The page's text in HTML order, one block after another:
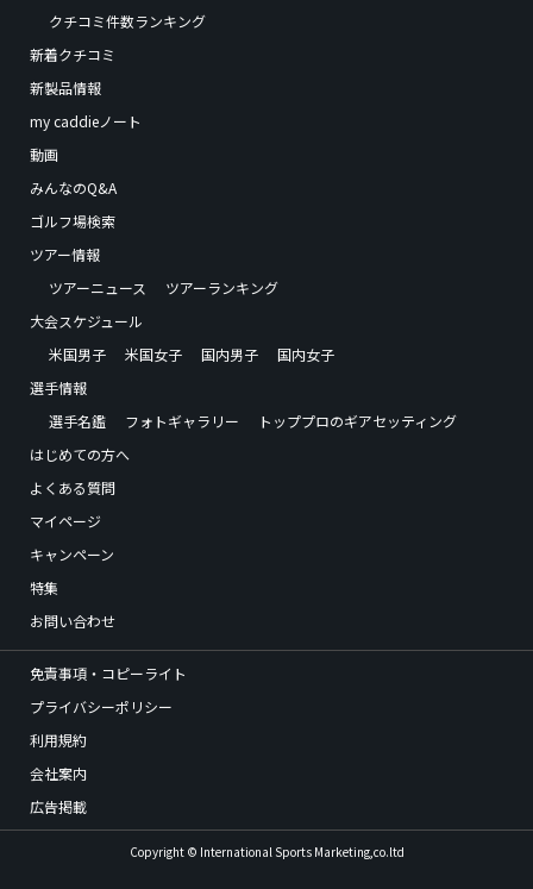
クチコミ件数ランキング
新着クチコミ
新製品情報
my caddieノート
動画
みんなのQ&A
ゴルフ場検索
ツアー情報
ツアーニュース
ツアーランキング
大会スケジュール
米国男子
米国女子 国内男子
国内女子
選手情報
選手名鑑
フォトギャラリー
トッププロのギアセッティング
はじめての方へ
よくある質問
マイページ
キャンペーン
特集
お問い合わせ
免責事項・コピーライト
プライバシーポリシー
利用規約
会社案内
広告掲載
Copyright © International Sports Marketing,co.ltd